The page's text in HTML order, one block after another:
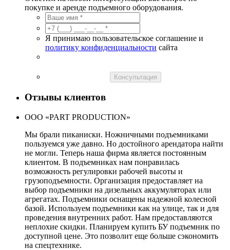
покупке и аренде подъемного оборудования.
Я принимаю пользовательское соглашение и
политику конфиденциальности сайта
Консультация
Отзывы клиентов
ООО «PART PRODUCTION»
Мы брали пиканиски. Ножничными подъемниками
пользуемся уже давно. Но достойного арендатора найти
не могли. Теперь наша фирма является постоянным
клиентом. В подъемниках нам понравилась
возможность регулировки рабочей высоты и
грузоподъемности. Организация предоставляет на
выбор подъемники на дизельных аккумуляторах или
агрегатах. Подъемники оснащены надежной колесной
базой. Используем подъемники как на улице, так и для
проведения внутренних работ. Нам предоставляются
неплохие скидки. Планируем купить БУ подъемник по
доступной цене. Это позволит еще больше сэкономить
на спецтехнике.